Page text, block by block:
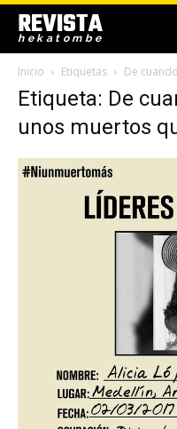
REVISTA
hekatombe
Inicio Etiquetas De
Etiqueta: De
unos muertos